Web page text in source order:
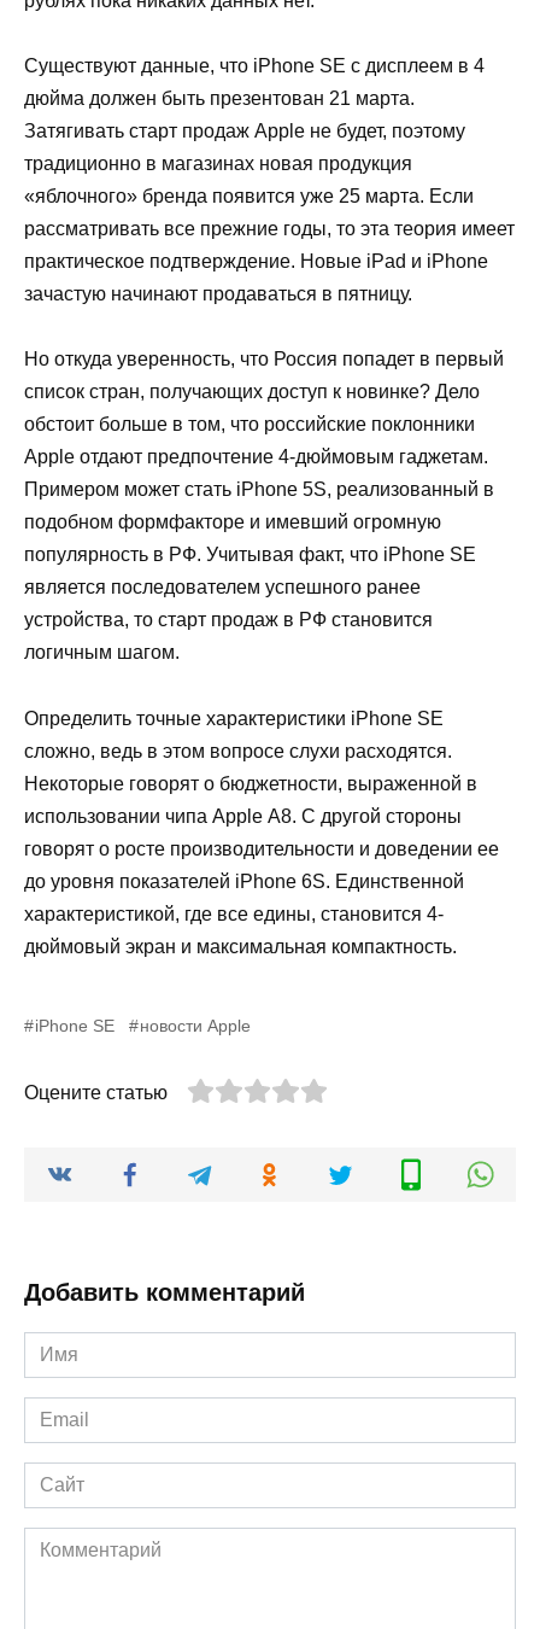
Существуют данные, что iPhone SE с дисплеем в 4
дюйма должен быть презентован 21 марта.
Затягивать старт продаж Apple не будет, поэтому
традиционно в магазинах новая продукция
«яблочного» бренда появится уже 25 марта. Если
рассматривать все прежние годы, то эта теория имеет
практическое подтверждение. Новые iPad и iPhone
зачастую начинают продаваться в пятницу.
Но откуда уверенность, что Россия попадет в первый
список стран, получающих доступ к новинке? Дело
обстоит больше в том, что российские поклонники
Apple отдают предпочтение 4-дюймовым гаджетам.
Примером может стать iPhone 5S, реализованный в
подобном формфакторе и имевший огромную
популярность в РФ. Учитывая факт, что iPhone SE
является последователем успешного ранее
устройства, то старт продаж в РФ становится
логичным шагом.
Определить точные характеристики iPhone SE
сложно, ведь в этом вопросе слухи расходятся.
Некоторые говорят о бюджетности, выраженной в
использовании чипа Apple A8. С другой стороны
говорят о росте производительности и доведении ее
до уровня показателей iPhone 6S. Единственной
характеристикой, где все едины, становится 4-
дюймовый экран и максимальная компактность.
iPhone SE новости Apple
Оцените статью
Добавить комментарий
Имя
*
Email
*
Сайт
Комментарий